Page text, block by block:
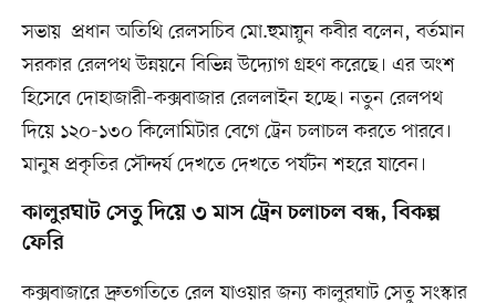
সভায় প্রধান অতিথি রেলসচিব মো.হুমায়ুন কবীর বলেন, বর্তমান
সরকার রেলপথ উন্নয়নে বিভিন্ন উদ্যোগ গ্রহণ করেছে। এর অংশ
হিসেবে দোহাজারী-কক্সবাজার রেললাইন হচ্ছে। নতুন রেলপথ
দিয়ে ১২০-১৩০ কিলোমিটার বেগে ট্রেন চলাচল করতে পারবে।
মানুষ প্রকৃতির সৌন্দর্য দেখতে দেখতে পর্যটন শহরে যাবেন।
কালুরঘাট সেতু দিয়ে ৩ মাস ট্রেন চলাচল বন্ধ, বিকল্প
ফেরি
কক্সবাজারে দ্রুতগতিতে রেল যাওয়ার জন্য কালুরঘাট সেতু সংস্কার